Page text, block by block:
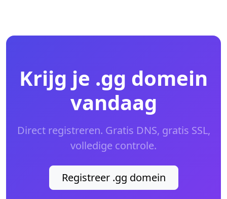
Krijg je .gg domein
vandaag
Direct registreren. Gratis DNS, gratis SSL,
volledige controle.
Registreer .gg domein